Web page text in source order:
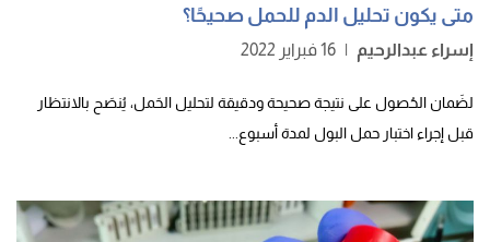
متى يكون تحليل الدم للحمل صحيحًا؟
إسراء عبدالرحيم | 16 فبراير 2022
لضَمان الحُصول على نتيجة صحيحة ودقيقة لتحليل الحَمل، يُنصَح بالانتظار
قبل إجراء اختبار حمل البول لمدة أسبوع...